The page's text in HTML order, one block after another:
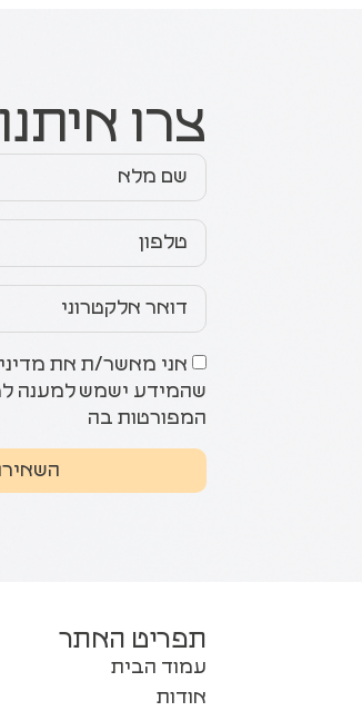
צרו
אני מאשר/ת את
שהמידע ישמש למענה
המפורטות בה
תפריט האתר
עמוד הבית
אודות